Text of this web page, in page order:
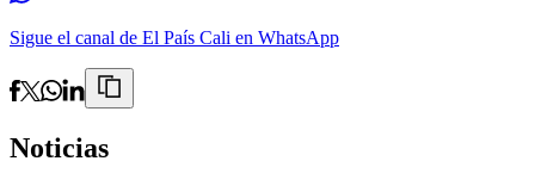
Sigue el canal de El País Cali en WhatsApp
Noticias